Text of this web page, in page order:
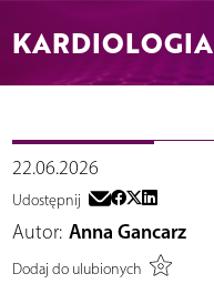
KARDIOLOGIA
22.06.2026
Udostępnij
Autor: Anna Gancarz
Dodaj do ulubionych